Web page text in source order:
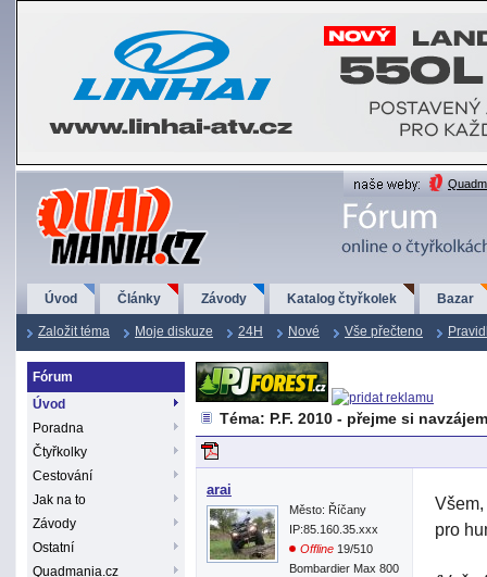
QuadMania.cz
Úvod Články Závody Katalog čtyřkolek Bazar
Založit téma Moje diskuze 24H Nové Vše přečteno
Fórum
Úvod
Poradna
Čtyřkolky
Cestování
Jak na to
Závody
Ostatní
Quadmania.cz
Téma: P.F. 2010 - přejme si navzájem
arai
Město: Říčany
IP:85.160.35.xxx
Offline 19/510
Bombardier Max 800
pro